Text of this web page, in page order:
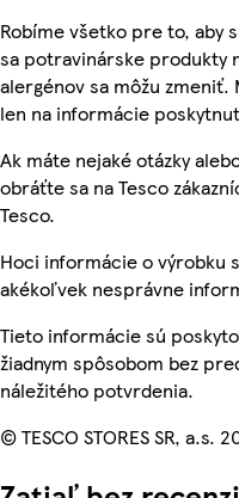
Robíme všetko pre to, aby
sa potravinárske produkty
alergénov sa môžu
len na informácie
Ak máte nejaké otázky
obráťte sa na Tesco
Tesco.
Hoci informácie o výrobku
akékoľvek nesprávne
Tieto informácie sú
žiadnym spôsobom bez
náležitého potvrdenia.
© TESCO STORES SR, a.s.